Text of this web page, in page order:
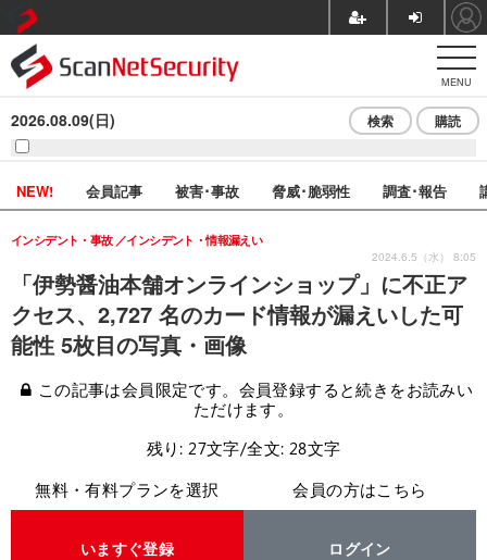
MENU
2026.08.09(日) 検索 購読
NEW! 会員記事 被害･事故 脅威･脆弱性 調査･報告
「伊勢醤油本舗オンラインショップ」に不正ア
クセス、2,727 名のカード情報が漏えいした可
能性 5枚目の写真・画像
インシデント・事故 インシデント・情報漏えい
2024.6.5（水） 8:05
この記事は会員限定です。会員登録すると続きをお読みい
ただけます。
残り: 27文字/全文: 28文字
無料・有料プランを選択
いますぐ登録
会員の方はこちら
ログイン